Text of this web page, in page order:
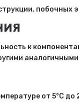
побочных
к
от 5°С до